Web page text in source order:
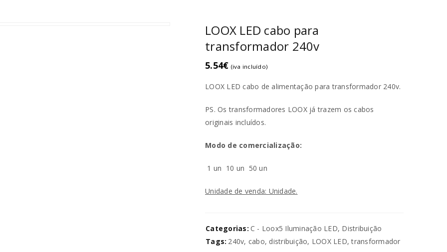
REGISTAR NOVA CONTA
experiência por toda a loja, para gerir o acesso à sua conta e
para os propósitos descritos na nossapolítica de privacidade.
LOOX LED cabo para
transformador 240v
5.54€ (iva incluído)
LOOX LED cabo de alimentação para transformador 240v.
PS. Os transformadores LOOX já trazem os cabos
originais incluídos.
Modo de comercialização:
1 un 10 un 50 un
Unidade de venda: Unidade.
Categorias: C - Loox5 Iluminação LED, Distribuição
Tags: 240v, cabo, distribuição, LOOX LED,transformador